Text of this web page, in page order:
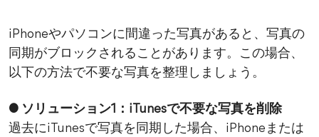
iPhoneやパソコンに間違った写真があると、写真の
同期がブロックされることがあります。この場合、
以下の方法で不要な写真を整理しましょう。
● ソリューション1：iTunesで不要な写真を削除
過去にiTunesで写真を同期した場合、iPhoneまたは